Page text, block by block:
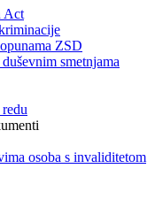
Act
ZSD
smetnjama
osoba s invaliditetom